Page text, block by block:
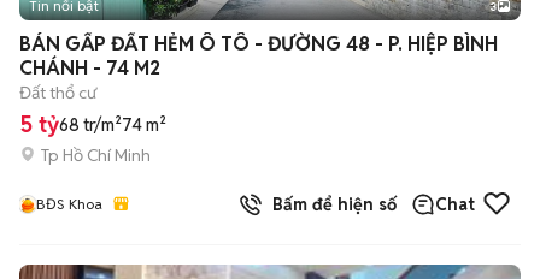
Tin nổi bật 3
BÁN GẤP ĐẤT HẺM Ô TÔ - ĐƯỜNG 48 - P. HIỆP BÌNH
CHÁNH - 74 M2
Đất thổ cư
5 tỷ68 tr/m²74 m²
Tp Hồ Chí Minh
BĐS Khoa Bấm để hiện số Chat